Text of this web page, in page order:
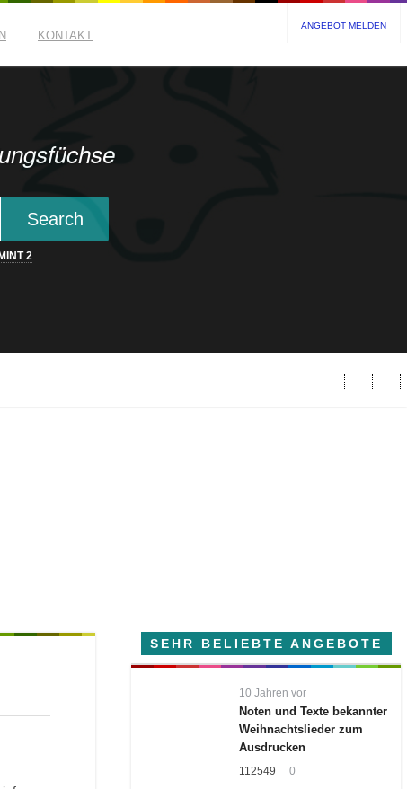
KONTAKT
ANGEBOT MELDEN
MINT2
SEHR BELIEBTE ANGEBOTE
10 Jahren vor
Noten und Texte bekannter
Weihnachtslieder zum
Ausdrucken
112549 0